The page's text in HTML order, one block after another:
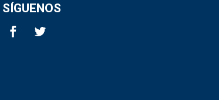
SÍGUENOS